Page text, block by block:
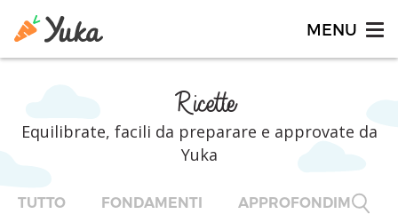
Ricette
Equilibrate, facili da preparare e approvate da
Yuka
TUTTO FONDAMENTI APPROFONDIMENTI